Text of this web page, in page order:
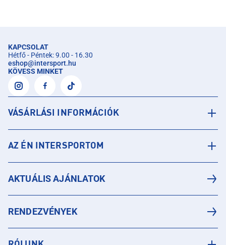
KAPCSOLAT
Hétfő - Péntek: 9.00 - 16.30
eshop@intersport.hu
KÖVESS MINKET
VÁSÁRLÁSI INFORMÁCIÓK
AZ ÉN INTERSPORTOM
AKTUÁLIS AJÁNLATOK
RENDEZVÉNYEK